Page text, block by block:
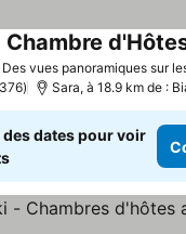
Des vues panoramiques sur
Chambre
376 Sara, à 18.9 km de :
dates pour voir